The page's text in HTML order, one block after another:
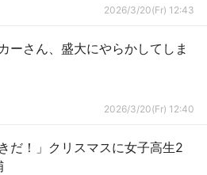
2026/3/20(Fr) 12:43
ーさん、盛大にやらかしてしま
2026/3/20(Fr) 12:40
だ！」クリスマスに女子高生2